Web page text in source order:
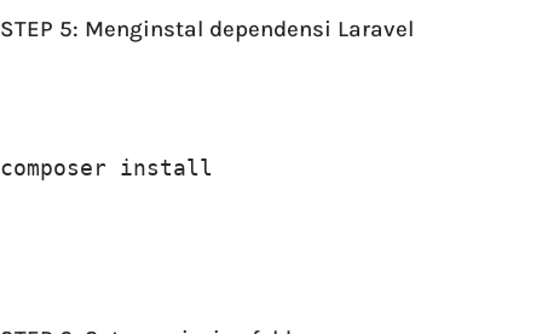
STEP 5: Menginstal dependensi Laravel
composer install